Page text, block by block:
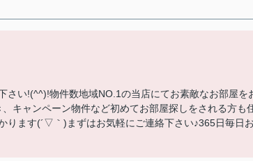
さい!(^^)!物件数地域NO.1の当店にてお素敵なお部屋を
キャンペーン物件など初めてお部屋探しをされる方も
ります(´▽｀)まずはお気軽にご連絡下さい♪365日毎日お